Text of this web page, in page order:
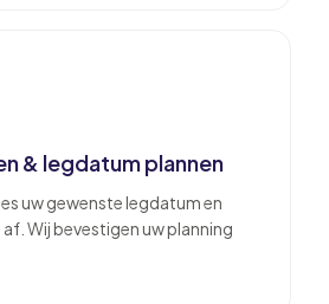
& legdatum plannen
uw gewenste legdatum en
Wij bevestigen uw planning